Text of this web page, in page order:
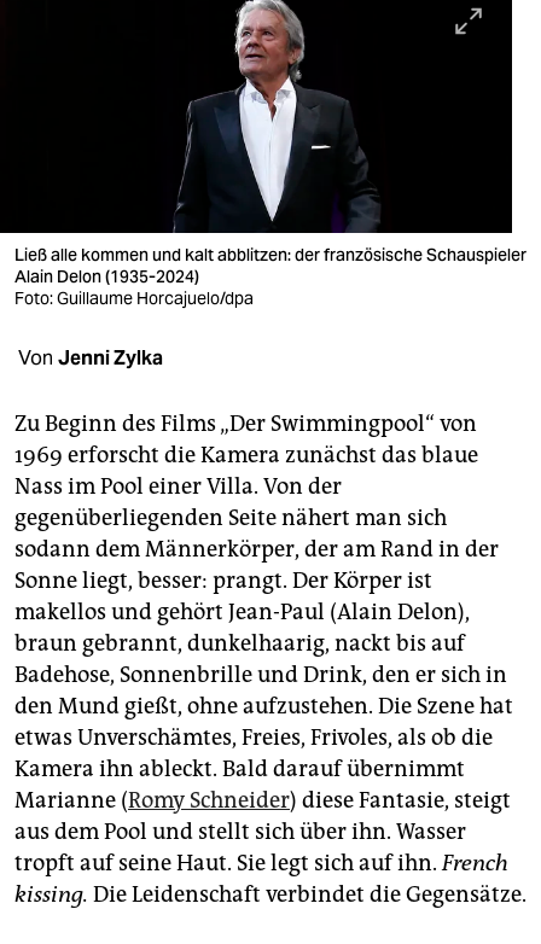
verlag
veranstaltungen
fragen & hilfe
unterstützen
abo
genossenschaft
epaper login
Ließ alle kommen und kalt abblitzen: der französische Schauspieler
Alain Delon (1935-2024)
Foto: Guillaume Horcajuelo/dpa
Von Jenni Zylka
Zu Beginn des Films „Der Swimmingpool“ von
1969 erforscht die Kamera zunächst das blaue
Nass im Pool einer Villa. Von der
gegenüberliegenden Seite nähert man sich
sodann dem Männerkörper, der am Rand in der
Sonne liegt, besser: prangt. Der Körper ist
makellos und gehört Jean-Paul (Alain Delon),
braun gebrannt, dunkelhaarig, nackt bis auf
Badehose, Sonnenbrille und Drink, den er sich in
den Mund gießt, ohne aufzustehen. Die Szene hat
etwas Unverschämtes, Freies, Frivoles, als ob die
Kamera ihn ableckt. Bald darauf übernimmt
Marianne (Romy Schneider) diese Fantasie, steigt
aus dem Pool und stellt sich über ihn. Wasser
tropft auf seine Haut. Sie legt sich auf ihn.French
kissing. Die Leidenschaft verbindet die Gegensätze.